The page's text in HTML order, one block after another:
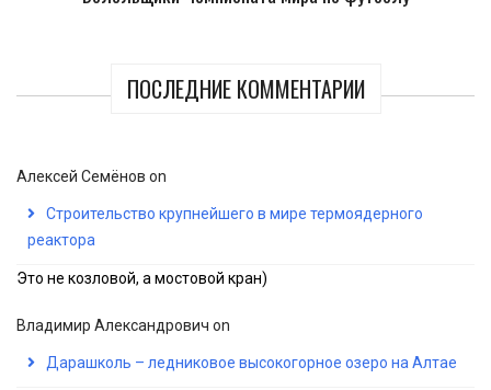
ПОСЛЕДНИЕ КОММЕНТАРИИ
Алексей Семёнов on
Строительство крупнейшего в мире термоядерного
реактора
Это не козловой, а мостовой кран)
Владимир Александрович on
Дарашколь – ледниковое высокогорное озеро на Алтае